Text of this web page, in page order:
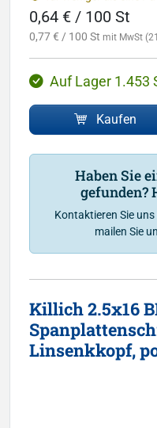
0,64 € / 100 St
0,77 € / 100 St mit MwSt
Auf Lager 1.453
Kaufen
Haben Sie
gefunden?
Kontaktieren Sie
mailen Sie
Killich 2.5x16
Linsenkkopf,